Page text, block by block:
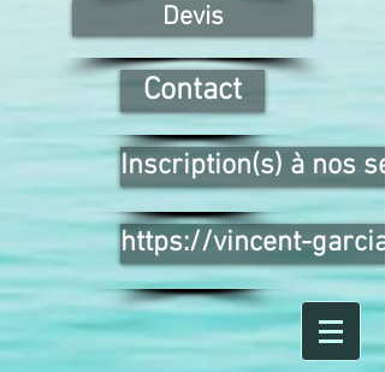
Devis
Contact
Inscription(s) à nos
https://vincent-